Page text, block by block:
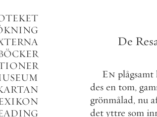
De
En plågsamt
des en tom,
grönmålad, nu
det yttre som